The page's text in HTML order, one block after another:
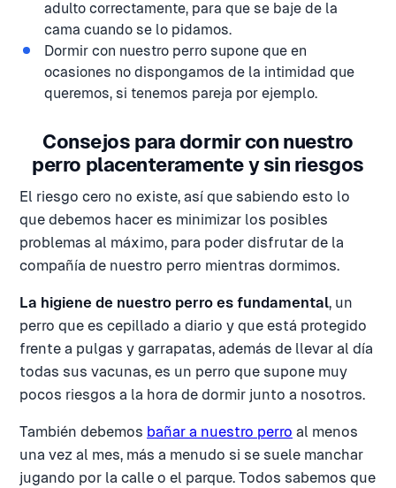
adulto correctamente, para que se baje de la
cama cuando se lo pidamos.
Dormir con nuestro perro supone que en
ocasiones no dispongamos de la intimidad que
queremos, si tenemos pareja por ejemplo.
Consejos para dormir con nuestro
perro placenteramente y sin riesgos
El riesgo cero no existe, así que sabiendo esto lo
que debemos hacer es minimizar los posibles
problemas al máximo, para poder disfrutar de la
compañía de nuestro perro mientras dormimos.
La higiene de nuestro perro es fundamental, un
perro que es cepillado a diario y que está protegido
frente a pulgas y garrapatas, además de llevar al día
todas sus vacunas, es un perro que supone muy
pocos riesgos a la hora de dormir junto a nosotros.
También debemos bañar a nuestro perro al menos
una vez al mes, más a menudo si se suele manchar
jugando por la calle o el parque. Todos sabemos que